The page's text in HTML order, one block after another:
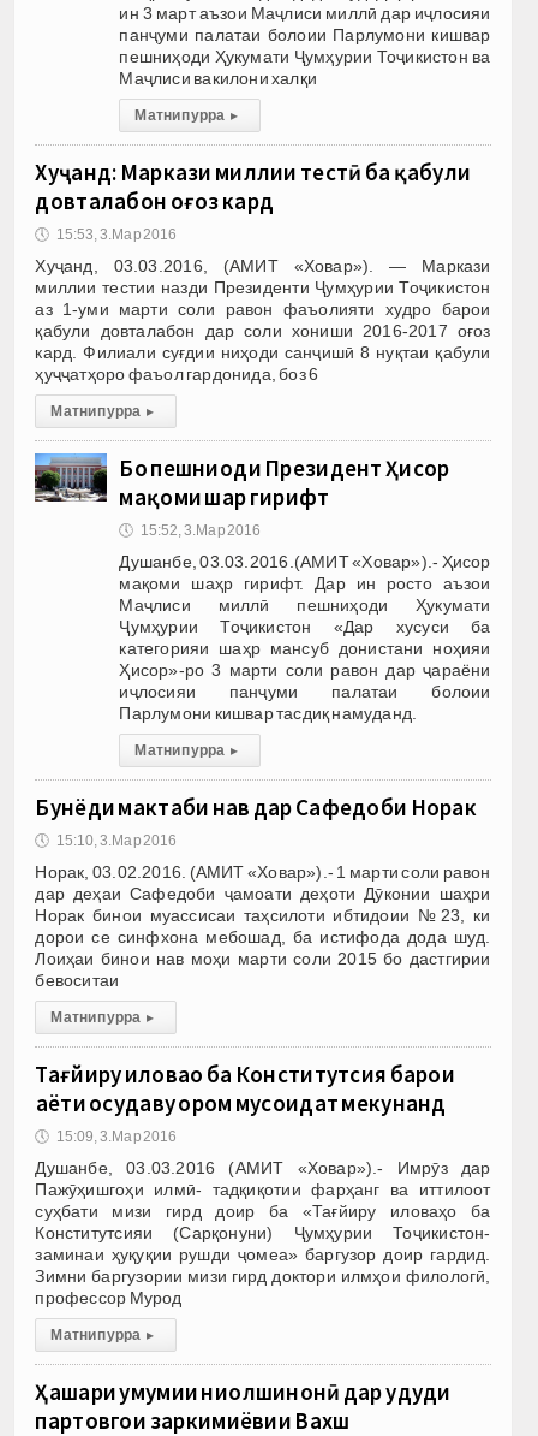
ин 3 март аъзои Маҷлиси миллӣ дар иҷлосияи
панҷуми палатаи болоии Парлумони кишвар
пешниҳоди Ҳукумати Ҷумҳурии Тоҷикистон ва
Маҷлиси вакилони халқи
Матни пурра ▸
Хуҷанд: Маркази миллии тестӣ ба қабули
довталабон оғоз кард
🕔 15:53, 3.Мар 2016
Хуҷанд, 03.03.2016, (АМИТ «Ховар»). — Маркази
миллии тестии назди Президенти Ҷумҳурии Тоҷикистон
аз 1-уми марти соли равон фаъолияти худро барои
қабули довталабон дар соли хониши 2016-2017 оғоз
кард. Филиали суғдии ниҳоди санҷишӣ 8 нуқтаи қабули
ҳуҷҷатҳоро фаъол гардонида, боз 6
Матни пурра ▸
Бо пешниҳоди Президент Ҳисор
мақоми шаҳр гирифт
🕔 15:52, 3.Мар 2016
Душанбе, 03.03.2016.(АМИТ «Ховар»).- Ҳисор
мақоми шаҳр гирифт. Дар ин росто аъзои
Маҷлиси миллӣ пешниҳоди Ҳукумати
Ҷумҳурии Тоҷикистон «Дар хусуси ба
категорияи шаҳр мансуб донистани ноҳияи
Ҳисор»-ро 3 марти соли равон дар ҷараёни
иҷлосияи панҷуми палатаи болоии
Парлумони кишвар тасдиқ намуданд.
Матни пурра ▸
Бунёди мактаби нав дар Сафедоби Норак
🕔 15:10, 3.Мар 2016
Норак, 03.02.2016. (АМИТ «Ховар»).- 1 марти соли равон
дар деҳаи Сафедоби ҷамоати деҳоти Дӯконии шаҳри
Норак бинои муассисаи таҳсилоти ибтидоии №23, ки
дорои се синфхона мебошад, ба истифода дода шуд.
Лоиҳаи бинои нав моҳи марти соли 2015 бо дастгирии
бевоситаи
Матни пурра ▸
Тағйиру иловаҳо ба Конститутсия барои
ҳаёти осудаву ором мусоидат мекунанд
🕔 15:09, 3.Мар 2016
Душанбе, 03.03.2016 (АМИТ «Ховар»).- Имрӯз дар
Пажӯҳишгоҳи илмӣ- тадқиқотии фарҳанг ва иттилоот
суҳбати мизи гирд доир ба «Тағйиру иловаҳо ба
Конститутсияи (Сарқонуни) Ҷумҳурии Тоҷикистон-
заминаи ҳуқуқии рушди ҷомеа» баргузор доир гардид.
Зимни баргузории мизи гирд доктори илмҳои филологӣ,
профессор Мурод
Матни пурра ▸
Ҳашари умумии ниҳолшинонӣ дар ҳудуди
партовгоҳи заҳркимиёвии Вахш